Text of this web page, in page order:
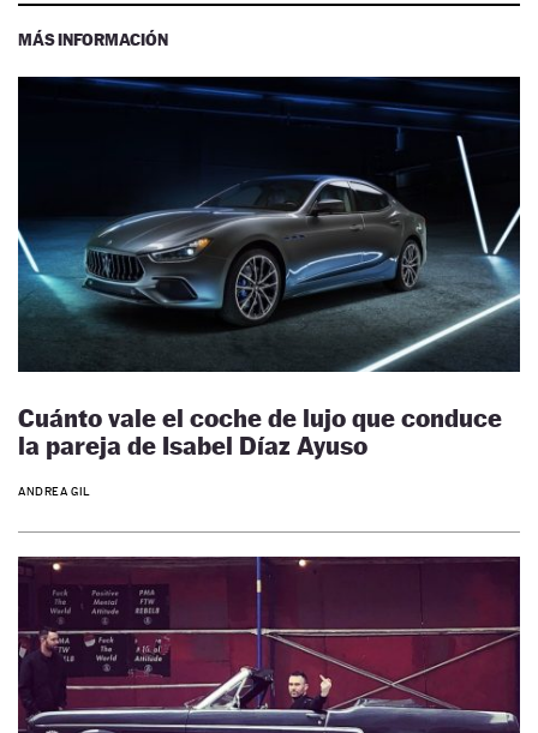
MÁS INFORMACIÓN
Cuánto vale el coche de lujo que conduce
la pareja de Isabel Díaz Ayuso
ANDREA GIL